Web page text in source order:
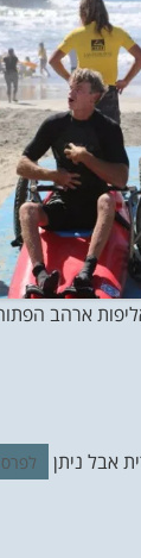
ארהב
אבל ניתן